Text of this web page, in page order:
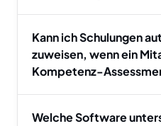
Kann ich Schulungen
zuweisen, wenn ein
Kompetenz-
Welche Software